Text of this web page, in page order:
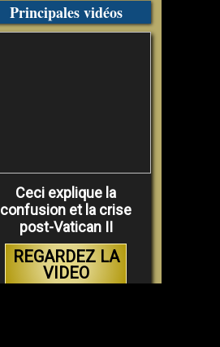
Principales vidéos
Ceci explique la
confusion et la crise
post-Vatican II
REGARDEZ LA
VIDEO